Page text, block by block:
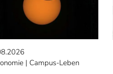
Campus-Leben